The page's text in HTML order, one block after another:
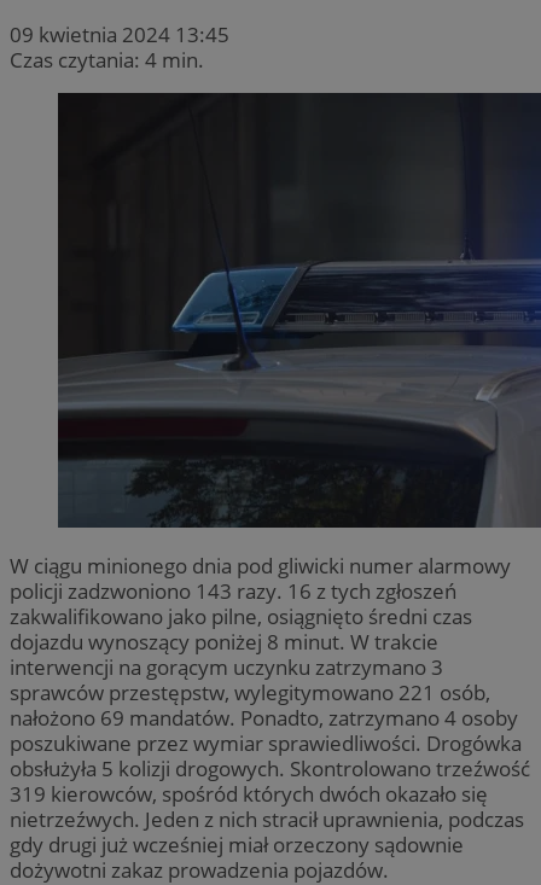
09 kwietnia 2024 13:45
Czas czytania: 4 min.
W ciągu minionego dnia pod gliwicki numer alarmowy
policji zadzwoniono 143 razy. 16 z tych zgłoszeń
zakwalifikowano jako pilne, osiągnięto średni czas
dojazdu wynoszący poniżej 8 minut. W trakcie
interwencji na gorącym uczynku zatrzymano 3
sprawców przestępstw, wylegitymowano 221 osób,
nałożono 69 mandatów. Ponadto, zatrzymano 4 osoby
poszukiwane przez wymiar sprawiedliwości. Drogówka
obsłużyła 5 kolizji drogowych. Skontrolowano trzeźwość
319 kierowców, spośród których dwóch okazało się
nietrzeźwych. Jeden z nich stracił uprawnienia, podczas
gdy drugi już wcześniej miał orzeczony sądownie
dożywotni zakaz prowadzenia pojazdów.